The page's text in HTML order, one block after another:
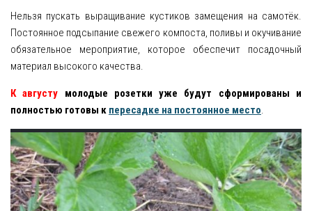
Нельзя пускать выращивание кустиков замещения на самотёк.
Постоянное подсыпание свежего компоста, поливы и окучивание
обязательное мероприятие, которое обеспечит посадочный
материал высокого качества.
К августу молодые розетки уже будут сформированы и
полностью готовы к пересадке на постоянное место.